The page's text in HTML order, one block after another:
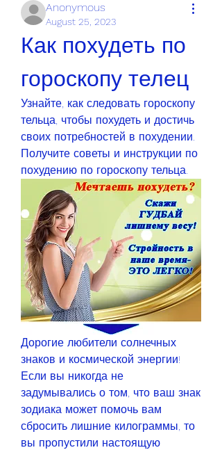
Anonymous
August 25, 2023
Как похудеть по
гороскопу телец
Узнайте, как следовать гороскопу
тельца, чтобы похудеть и достичь
своих потребностей в похудении.
Получите советы и инструкции по
похудению по гороскопу тельца.
Дорогие любители солнечных
знаков и космической энергии!
Если вы никогда не
задумывались о том, что ваш знак
зодиака может помочь вам
сбросить лишние килограммы, то
вы пропустили настоящую